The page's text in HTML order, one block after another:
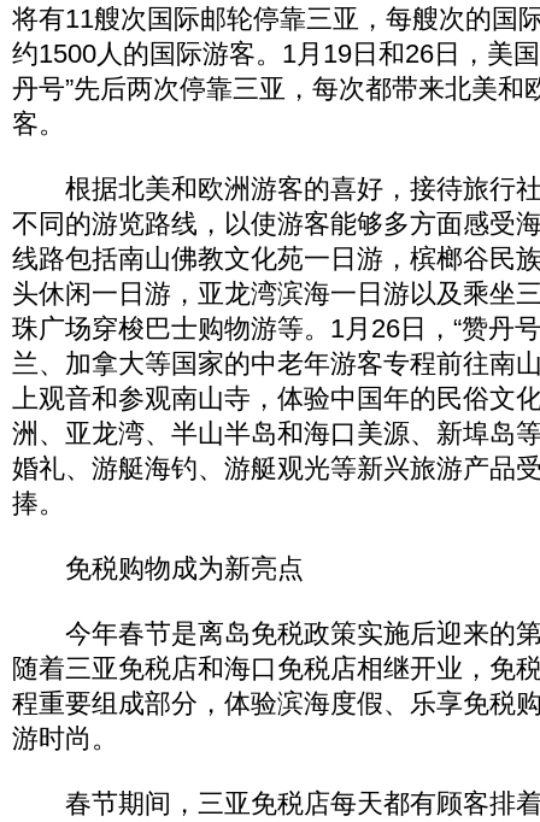
将有11艘次国际邮轮停靠三亚，每艘次的国
约1500人的国际游客。1月19日和26日，美
丹号”先后两次停靠三亚，每次都带来北美和
客。
根据北美和欧洲游客的喜好，接待旅行
不同的游览路线，以使游客能够多方面感受
线路包括南山佛教文化苑一日游，槟榔谷民
头休闲一日游，亚龙湾滨海一日游以及乘坐
珠广场穿梭巴士购物游等。1月26日，“赞丹
兰、加拿大等国家的中老年游客专程前往南
上观音和参观南山寺，体验中国年的民俗文
洲、亚龙湾、半山半岛和海口美源、新埠岛
婚礼、游艇海钓、游艇观光等新兴旅游产品
捧。
免税购物成为新亮点
今年春节是离岛免税政策实施后迎来的
随着三亚免税店和海口免税店相继开业，免
程重要组成部分，体验滨海度假、乐享免税
游时尚。
春节期间，三亚免税店每天都有顾客排